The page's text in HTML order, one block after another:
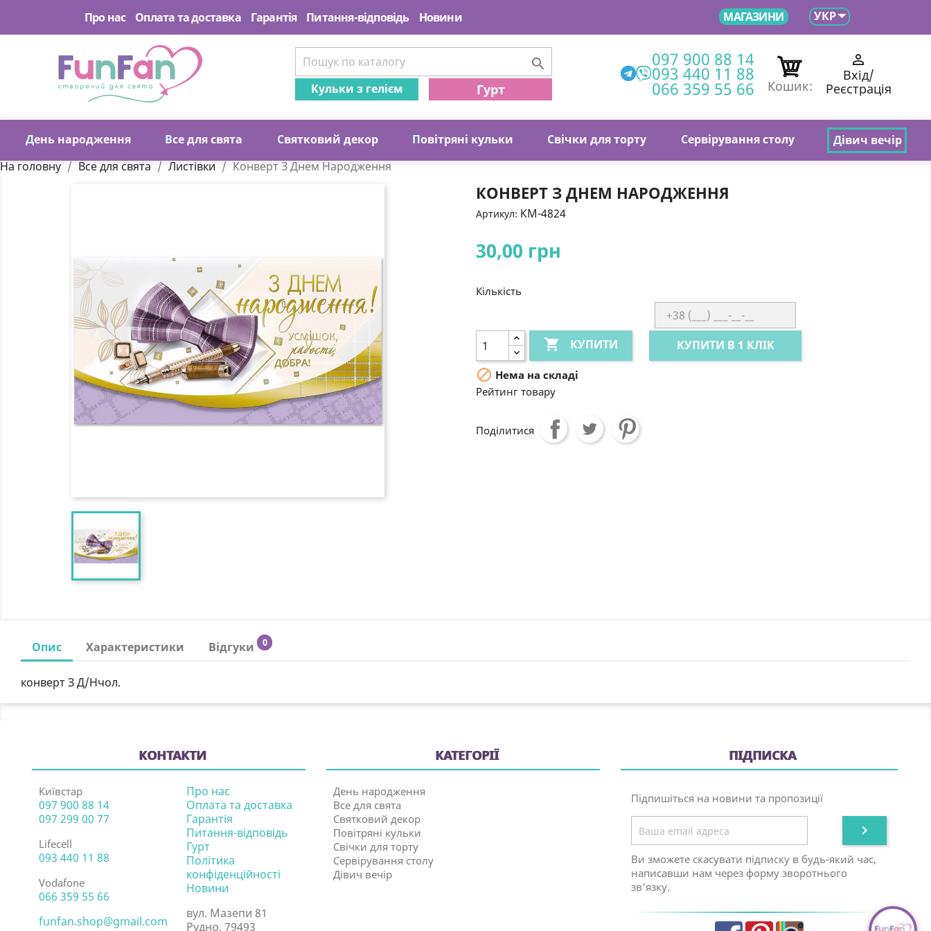
Про нас Оплата та доставка Гарантія Питання-відповідь Новини МАГАЗИНИ УКР
День народження Все для свята Святковий декор Повітряні кульки Свічки для торту Сервірування столу Дівич вечір

Кульки з гелієм Гурт
097 900 88 14
093 440 11 88
066 359 55 66 Кошик:

Вхід/
Реєстрація
На головну Все для свята Листівки Конверт З Днем Народження
КОНВЕРТ З ДНЕМ НАРОДЖЕННЯ
Артикул: КМ-4824
30,00 грн
Кількість
 КУПИТИ КУПИТИ В 1 КЛІК
 Нема на складі
Рейтинг товару
Поділитися
Опис Характеристики Відгуки 0
конверт З Д/Нчол.
КОНТАКТИ
Київстар
097 900 88 14
097 299 00 77
Lifecell
093 440 11 88
Vodafone
066 359 55 66
funfan.shop@gmail.com
Про нас
Оплата та доставка
Гарантія
Питання-відповідь
Гурт
Політика
конфіденційності
Новини
вул. Мазепи 81
Рудно, 79493
КАТЕГОРІЇ
День народження
Все для свята
Святковий декор
Повітряні кульки
Свічки для торту
Сервірування столу
Дівич вечір
ПІДПИСКА
Підпишіться на новини та пропозиції

Ви зможете скасувати підписку в будь-який час,
написавши нам через форму зворотнього
зв'язку.